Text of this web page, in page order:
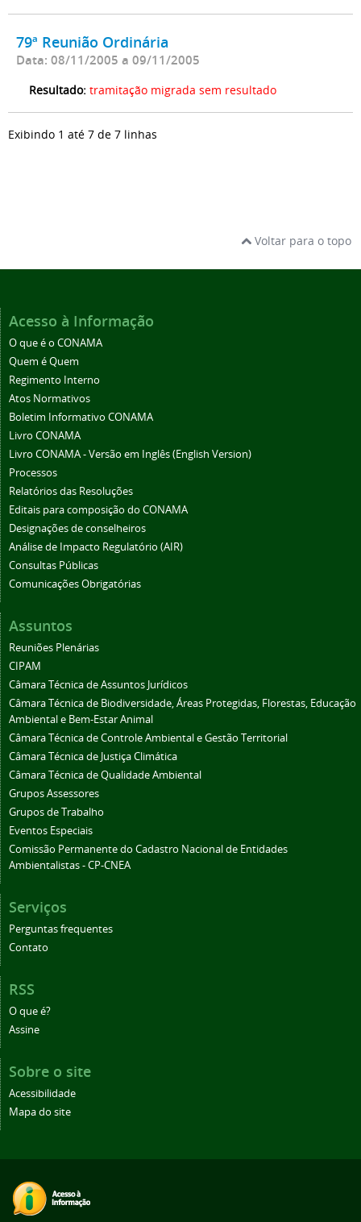
79ª Reunião Ordinária
Data: 08/11/2005 a 09/11/2005
Resultado: tramitação migrada sem resultado
Exibindo 1 até 7 de 7 linhas
Voltar para o topo
Acesso à Informação
O que é o CONAMA
Quem é Quem
Regimento Interno
Atos Normativos
Boletim Informativo CONAMA
Livro CONAMA
Livro CONAMA - Versão em Inglês (English Version)
Processos
Relatórios das Resoluções
Editais para composição do CONAMA
Designações de conselheiros
Análise de Impacto Regulatório (AIR)
Consultas Públicas
Comunicações Obrigatórias
Assuntos
Reuniões Plenárias
CIPAM
Câmara Técnica de Assuntos Jurídicos
Câmara Técnica de Biodiversidade, Áreas Protegidas, Florestas, Educação
Ambiental e Bem-Estar Animal
Câmara Técnica de Controle Ambiental e Gestão Territorial
Câmara Técnica de Justiça Climática
Câmara Técnica de Qualidade Ambiental
Grupos Assessores
Grupos de Trabalho
Eventos Especiais
Comissão Permanente do Cadastro Nacional de Entidades
Ambientalistas - CP-CNEA
Serviços
Perguntas frequentes
Contato
RSS
O que é?
Assine
Sobre o site
Acessibilidade
Mapa do site